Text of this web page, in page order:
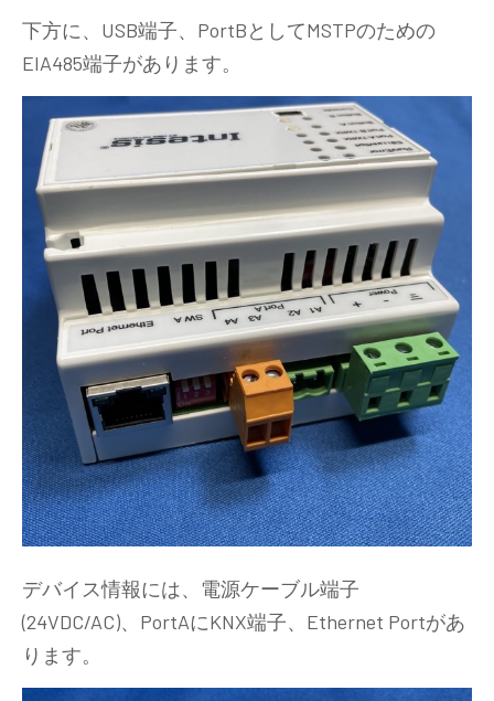
下方に、USB端子、PortBとしてMSTPのための
EIA485端子があります。
デバイス情報には、電源ケーブル端子
(24VDC/AC)、PortAにKNX端子、Ethernet Portがあ
ります。